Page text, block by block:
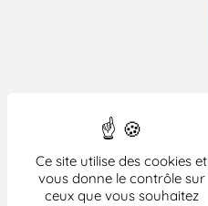
Ce site utilise des cookies et
vous donne le contrôle sur
ceux que vous souhaitez